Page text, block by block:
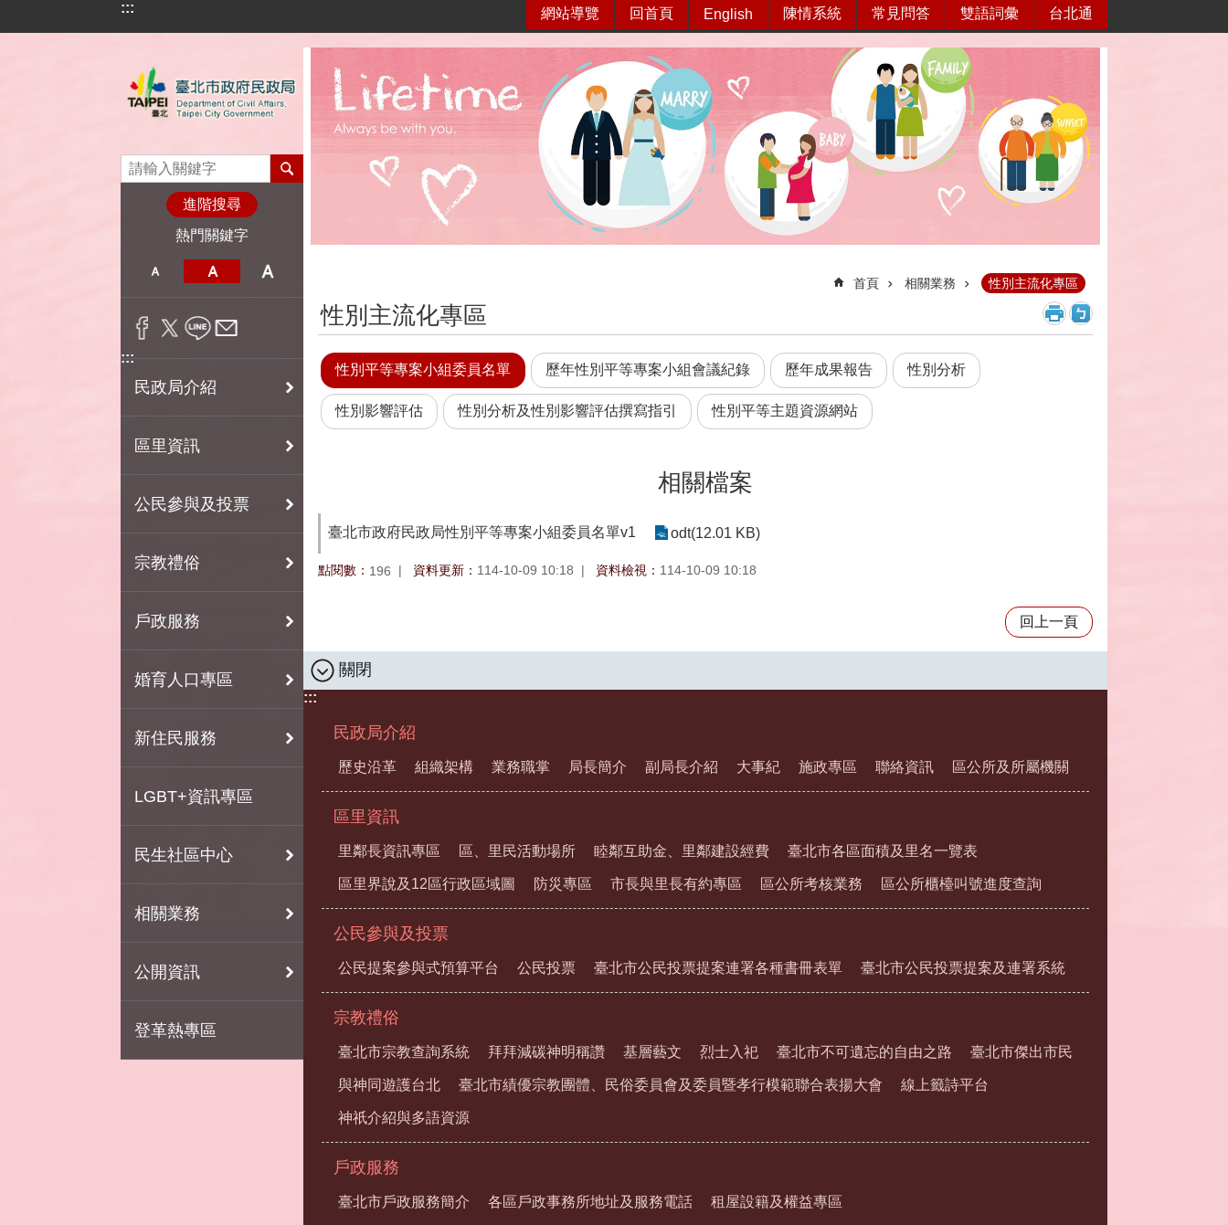
跳到主要內容區塊
::: 網站導覽 回首頁 English 陳情系統 常見問答 雙語詞彙 台北通
進階搜尋
熱門關鍵字
:::
民政局介紹
區里資訊
公民參與及投票
宗教禮俗
戶政服務
婚育人口專區
新住民服務
LGBT+資訊專區
民生社區中心
相關業務
公開資訊
登革熱專區
首頁 相關業務 性別主流化專區
性別主流化專區
性別平等專案小組委員名單 歷年性別平等專案小組會議紀錄 歷年成果報告 性別分析
性別影響評估 性別分析及性別影響評估撰寫指引 性別平等主題資源網站
相關檔案
臺北市政府民政局性別平等專案小組委員名單v1 odt(12.01 KB)
點閱數： 196 資料更新： 114-10-09 10:18 資料檢視： 114-10-09 10:18
回上一頁
關閉
:::
民政局介紹
歷史沿革 組織架構 業務職掌 局長簡介 副局長介紹 大事紀 施政專區 聯絡資訊 區公所及所屬機關
區里資訊
里鄰長資訊專區 區、里民活動場所 睦鄰互助金、里鄰建設經費 臺北市各區面積及里名一覽表
區里界說及12區行政區域圖 防災專區 市長與里長有約專區 區公所考核業務 區公所櫃檯叫號進度查詢
公民參與及投票
公民提案參與式預算平台 公民投票 臺北市公民投票提案連署各種書冊表單 臺北市公民投票提案及連署系統
宗教禮俗
臺北市宗教查詢系統 拜拜減碳神明稱讚 基層藝文 烈士入祀 臺北市不可遺忘的自由之路 臺北市傑出市民
與神同遊護台北 臺北市績優宗教團體、民俗委員會及委員暨孝行模範聯合表揚大會 線上籤詩平台
神祇介紹與多語資源
戶政服務
臺北市戶政服務簡介 各區戶政事務所地址及服務電話 租屋設籍及權益專區